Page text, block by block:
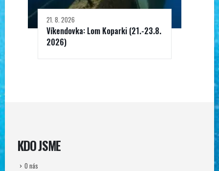
21. 8. 2026
Víkendovka: Lom Koparki (21.-23.8.
2026)
KDO JSME
O nás